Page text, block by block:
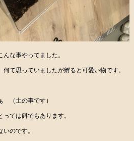
な事やってました。
て思っていましたが孵ると可愛い物です。
（土の事です）
ては餌でもあります。
のです。